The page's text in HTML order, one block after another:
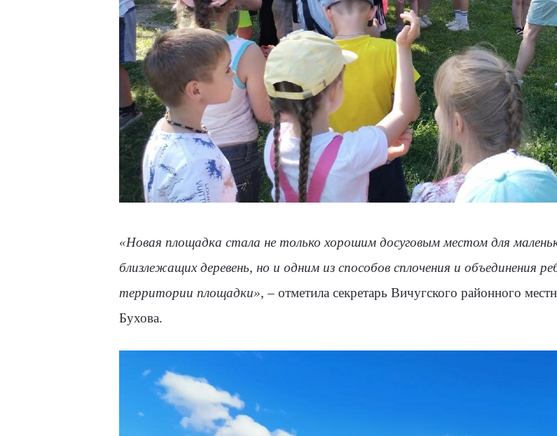
«Новая площадка стала не только хорошим досуговым местом для
близлежащих деревень, но и одним из способов сплочения и объединения
территории площадки», – отметила секретарь Вичугского районного
Бухова.